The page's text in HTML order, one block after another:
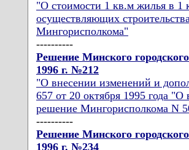
"О стоимости 1 кв.м жилья в 1
осуществляющих
Мингорисполкома"
----------
Решение Минского
1996 г. №212
"О внесении изменений и
657 от 20 октября 1995 года
решение Мингорисполкома N
----------
Решение Минского
1996 г. №234